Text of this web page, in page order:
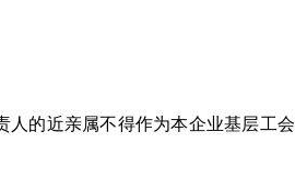
人的近亲属不得作为本企业基层工